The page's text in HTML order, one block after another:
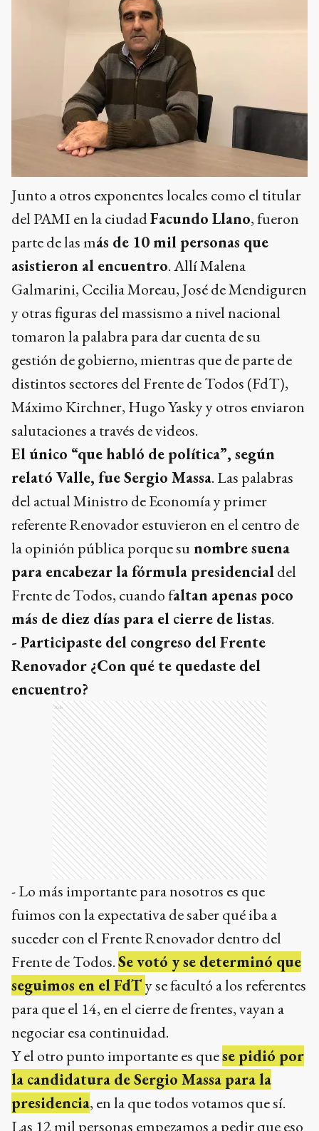
Junto a otros exponentes locales como el titular
del PAMI en la ciudadFacundo Llano, fueron
parte de las más de 10 mil personas que
asistieron al encuentro. Allí Malena
Galmarini, Cecilia Moreau, José de Mendiguren
y otras figuras del massismo a nivel nacional
tomaron la palabra para dar cuenta de su
gestión de gobierno, mientras que de parte de
distintos sectores del Frente de Todos (FdT),
Máximo Kirchner, Hugo Yasky y otros enviaron
salutaciones a través de videos.
El único “que habló de política”, según
relató Valle, fue Sergio Massa. Las palabras
del actual Ministro de Economía y primer
referente Renovador estuvieron en el centro de
la opinión pública porque sunombre suena
para encabezar la fórmula presidencialdel
Frente de Todos, cuando faltan apenas poco
más de diez días para el cierre de listas.
- Participaste del congreso del Frente
Renovador ¿Con qué te quedaste del
encuentro?
Ads
- Lo más importante para nosotros es que
fuimos con la expectativa de saber qué iba a
suceder con el Frente Renovador dentro del
Frente de Todos.Se votó y se determinó que
seguimos en el FdTy se facultó a los referentes
para que el 14, en el cierre de frentes, vayan a
negociar esa continuidad.
Y el otro punto importante es quese pidió por
la candidatura de Sergio Massa para la
presidencia, en la que todos votamos que sí.
Las 12 mil personas empezamos a pedir que eso